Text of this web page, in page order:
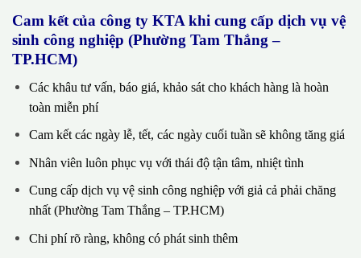
Cam kết của công ty KTA khi cung cấp dịch vụ vệ
sinh công nghiệp (Phường Tam Thắng –
TP.HCM)
Các khâu tư vấn, báo giá, khảo sát cho khách hàng là hoàn
toàn miễn phí
Cam kết các ngày lễ, tết, các ngày cuối tuần sẽ không tăng giá
Nhân viên luôn phục vụ với thái độ tận tâm, nhiệt tình
Cung cấp dịch vụ vệ sinh công nghiệp với giả cả phải chăng
nhất (Phường Tam Thắng – TP.HCM)
Chi phí rõ ràng, không có phát sinh thêm